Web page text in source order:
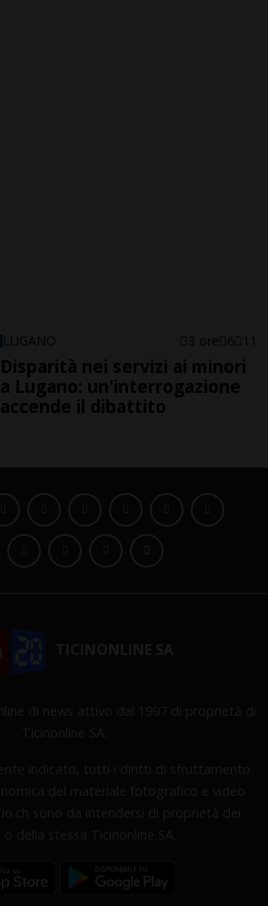
LUGANO 3 ore 6 11
Disparità nei servizi ai minori
a Lugano: un'interrogazione
accende il dibattito